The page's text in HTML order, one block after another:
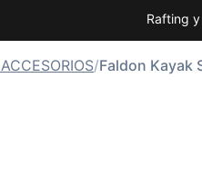
Rafting
/Faldon Kayak